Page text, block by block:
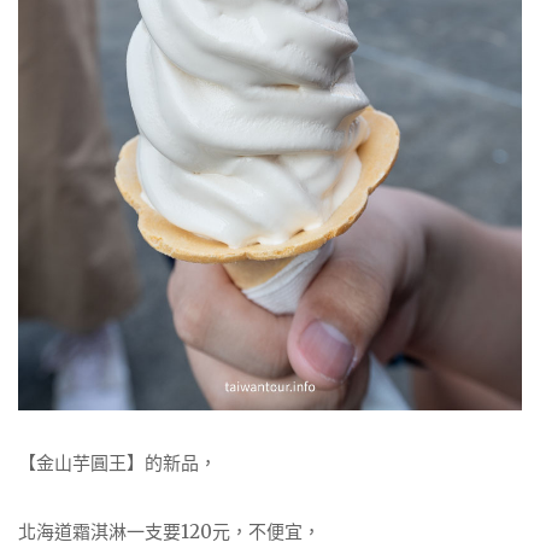
【金山芋圓王】的新品，
北海道霜淇淋一支要120元，不便宜，